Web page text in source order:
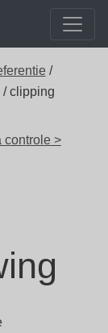
/
/ clipping
controle >